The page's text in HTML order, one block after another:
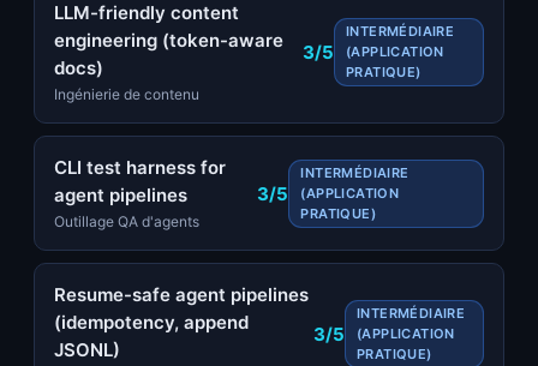
LLM-friendly content
engineering (token-aware
docs)
Ingénierie de contenu
3/5
INTERMÉDIAIRE
(APPLICATION
PRATIQUE)
CLI test harness for
agent pipelines
Outillage QA d'agents
3/5
INTERMÉDIAIRE
(APPLICATION
PRATIQUE)
Resume-safe agent pipelines
(idempotency, append
JSONL)
3/5
INTERMÉDIAIRE
(APPLICATION
PRATIQUE)